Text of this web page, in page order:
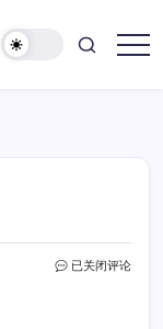
牛
已关闭评论